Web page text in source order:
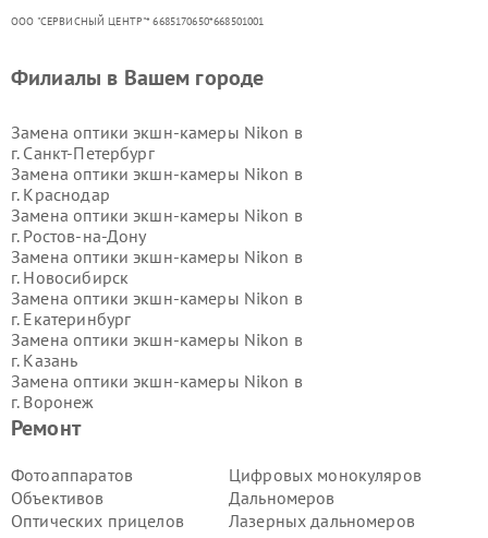
ООО "СЕРВИСНЫЙ ЦЕНТР"* 6685170650*668501001
Ремонт
Фотоаппаратов
Объективов
Оптических прицелов
Цифровых монокуляров
Дальномеров
Лазерных дальномеров
Филиалы в Вашем городе
Замена оптики экшн-камеры Nikon в
г. Санкт-Петербург
Замена оптики экшн-камеры Nikon в
г. Краснодар
Замена оптики экшн-камеры Nikon в
г. Ростов-на-Дону
Замена оптики экшн-камеры Nikon в
г. Новосибирск
Замена оптики экшн-камеры Nikon в
г. Екатеринбург
Замена оптики экшн-камеры Nikon в
г. Казань
Замена оптики экшн-камеры Nikon в
г. Воронеж
Замена оптики экшн-камеры Nikon в
Замена оптики экшн-камеры Nikon в
г.Самара
Замена оптики экшн-камеры Nikon в
г.Пермь